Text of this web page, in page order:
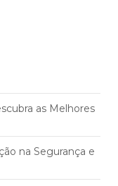
as Melhores
na Segurança e